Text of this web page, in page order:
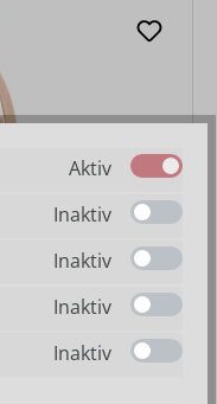
4707 17-teilig
Aktiv
Inaktiv
Inaktiv
Inaktiv
Inaktiv